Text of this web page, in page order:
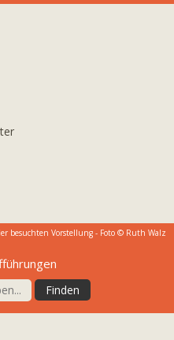
besuchten Vorstellung - Foto © Ruth Walz